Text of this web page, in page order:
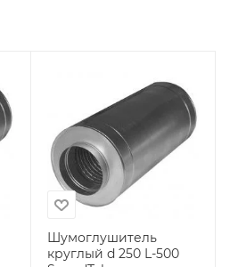
Шумоглушитель
круглый d 250 L-500